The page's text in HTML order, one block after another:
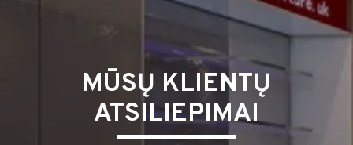
MŪSŲ KLIENTŲ
ATSILIEPIMAI